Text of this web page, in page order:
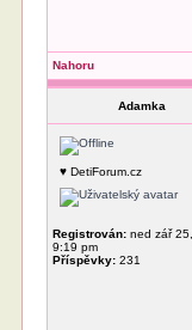
Nahoru
Adamka
♥ DetiForum.cz
Registrován: ned zář
9:19 pm
Příspěvky: 231